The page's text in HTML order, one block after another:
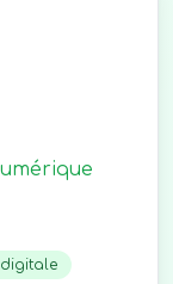
digitale